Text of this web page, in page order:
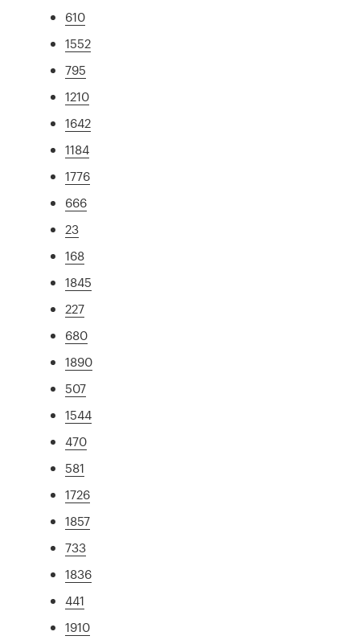
610
1552
795
1210
1642
1184
1776
666
23
168
1845
227
680
1890
507
1544
470
581
1726
1857
733
1836
441
1910